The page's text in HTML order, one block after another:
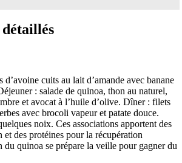
détaillés
cuits au lait d’amande avec banane
: salade de quinoa, thon au naturel,
et avocat à l’huile d’olive. Dîner : filets
avec brocoli vapeur et patate douce.
noix. Ces associations apportent des
des protéines pour la récupération
du quinoa se prépare la veille pour gagner du